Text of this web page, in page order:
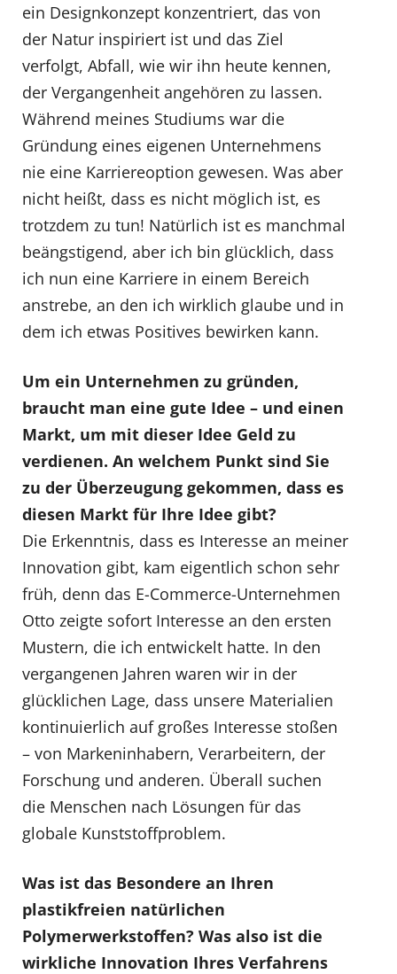
ein Designkonzept konzentriert, das von
der Natur inspiriert ist und das Ziel
verfolgt, Abfall, wie wir ihn heute kennen,
der Vergangenheit angehören zu lassen.
Während meines Studiums war die
Gründung eines eigenen Unternehmens
nie eine Karriereoption gewesen. Was aber
nicht heißt, dass es nicht möglich ist, es
trotzdem zu tun! Natürlich ist es manchmal
beängstigend, aber ich bin glücklich, dass
ich nun eine Karriere in einem Bereich
anstrebe, an den ich wirklich glaube und in
dem ich etwas Positives bewirken kann.
Um ein Unternehmen zu gründen,
braucht man eine gute Idee – und einen
Markt, um mit dieser Idee Geld zu
verdienen. An welchem Punkt sind Sie
zu der Überzeugung gekommen, dass es
diesen Markt für Ihre Idee gibt?
Die Erkenntnis, dass es Interesse an meiner
Innovation gibt, kam eigentlich schon sehr
früh, denn das E-Commerce-Unternehmen
Otto zeigte sofort Interesse an den ersten
Mustern, die ich entwickelt hatte. In den
vergangenen Jahren waren wir in der
glücklichen Lage, dass unsere Materialien
kontinuierlich auf großes Interesse stoßen
– von Markeninhabern, Verarbeitern, der
Forschung und anderen. Überall suchen
die Menschen nach Lösungen für das
globale Kunststoffproblem.
Was ist das Besondere an Ihren
plastikfreien natürlichen
Polymerwerkstoffen? Was also ist die
wirkliche Innovation Ihres Verfahrens